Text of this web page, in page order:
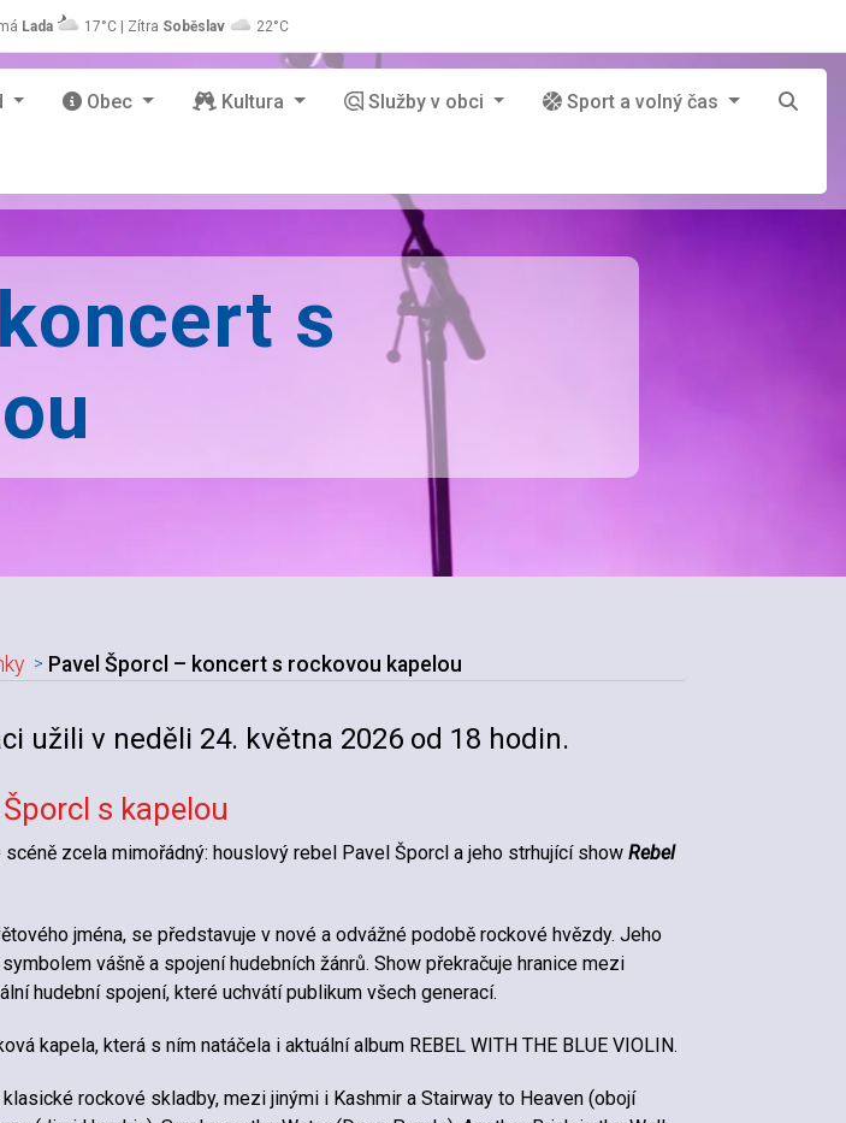
Lada 17°C | Zítra Soběslav 22°C
Obec Kultura Služby v obci Sport a volný čas
s
Pavel Šporcl – koncert s rockovou kapelou
užili v neděli 24. května 2026 od 18 hodin.
s kapelou
zcela mimořádný: houslový rebel Pavel Šporcl a jeho strhující show Rebel
jména, se představuje v nové a odvážné podobě rockové hvězdy. Jeho
vášně a spojení hudebních žánrů. Show překračuje hranice mezi
hudební spojení, které uchvátí publikum všech generací.
kapela, která s ním natáčela i aktuální album REBEL WITH THE BLUE VIOLIN.
rockové skladby, mezi jinými i Kashmir a Stairway to Heaven (obojí